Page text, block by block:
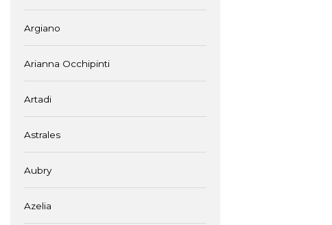
Argiano
Arianna Occhipinti
Artadi
Astrales
Aubry
Azelia